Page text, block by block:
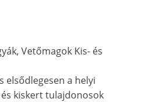
Vetőmagok Kis- és
elsődlegesen a helyi
kiskert tulajdonosok